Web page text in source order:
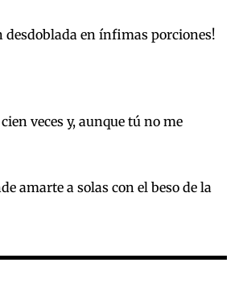
desdoblada en ínfimas porciones!
veces y, aunque tú no me
amarte a solas con el beso de la